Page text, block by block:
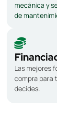
mecánica y
de
Las mejores
compra para
decides.